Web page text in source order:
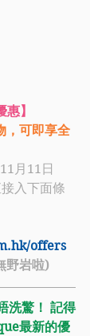
】
，可即享全
月11日
入下面條
offers
野岩啦)
洗驚！ 記得
最新的優